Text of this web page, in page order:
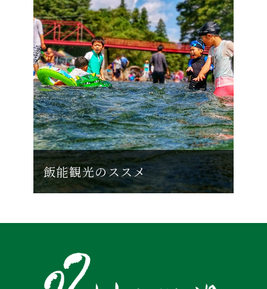
飯能観光のススメ